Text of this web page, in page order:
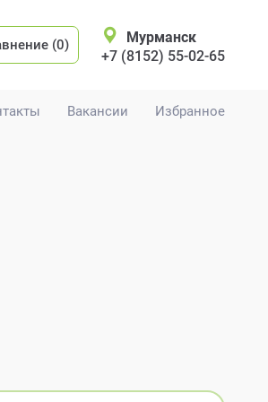
Вакансии Избранное
(0)
Мурманск
+7 (8152) 55-02-65